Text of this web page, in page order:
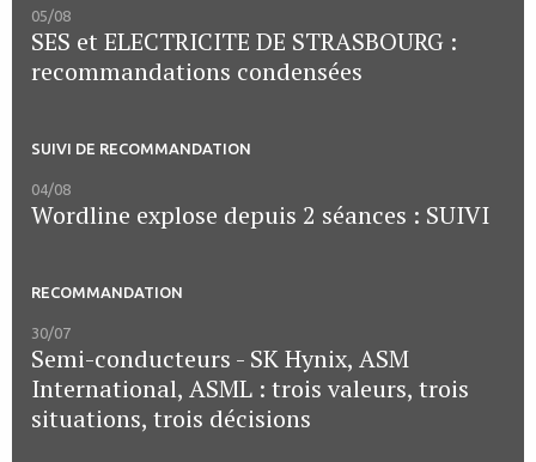
05/08
SES et ELECTRICITE DE STRASBOURG :
recommandations condensées
SUIVI DE RECOMMANDATION
04/08
Wordline explose depuis 2 séances : SUIVI
RECOMMANDATION
30/07
Semi-conducteurs - SK Hynix, ASM
International, ASML : trois valeurs, trois
situations, trois décisions